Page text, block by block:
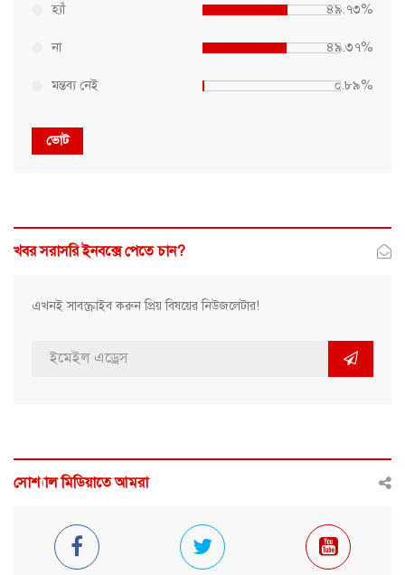
হ্যাঁ ৪৯.৭৩%
না ৪৯.৩৭%
মন্তব্য নেই ০.৮৯%
ভোট
খবর সরাসরি ইনবক্সে পেতে চান?
এখনই সাবস্ক্রাইব করুন প্রিয় বিষয়ের নিউজলেটার!
সোশ্যাল মিডিয়াতে আমরা